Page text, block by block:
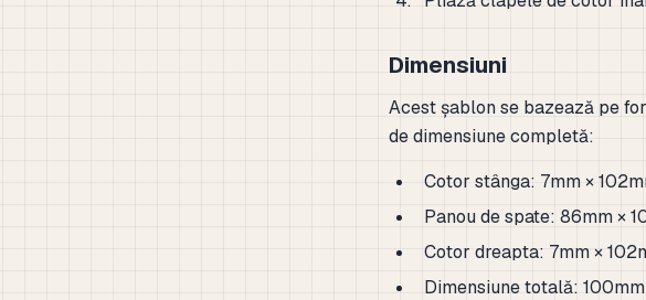
Dimensiuni
Acest șablon se bazează pe
de dimensiune completă:
Cotor stânga: 7mm ×
Panou de spate: 86mm ×
Cotor dreapta: 7mm ×
Dimensiune totală: